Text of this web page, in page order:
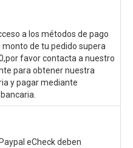
a los métodos de pago
monto de tu pedido supera
favor contacta a nuestro
para obtener nuestra
y pagar mediante
eCheck deben